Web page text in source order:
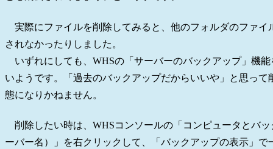
実際にファイルを削除してみると、他のフォルダのファ
されなかったりしました。
いずれにしても、WHSの「サーバーのバックアップ」機
いようです。「過去のバックアップだからいいや」と思っ
態になりかねません。
削除したい時は、WHSコンソールの「コンピュータとバ
ーバー名）」を右クリックして、「バックアップの表示」